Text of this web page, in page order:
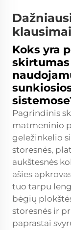
klausimai
Koks yra
Pagrindinis
matmeninio
geležinkelio
storesnės,
aukštesnės
ašies
tuo tarpu
bėgių
storesnės ir
paprastai